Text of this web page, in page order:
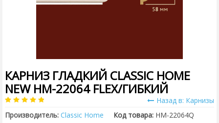
КАРНИЗ ГЛАДКИЙ CLASSIC HOME
NEW HM-22064 FLEX/ГИБКИЙ
Назад в: Карнизы
Производитель: Classic Home Код товара: HM-22064Q